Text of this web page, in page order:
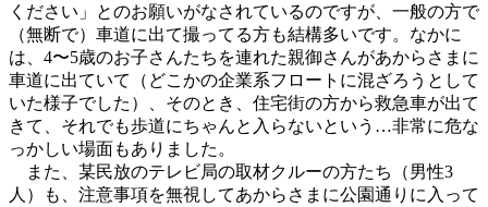
ください」とのお願いがなされているのですが、一般の方で
（無断で）車道に出て撮ってる方も結構多いです。なかに
は、4〜5歳のお子さんたちを連れた親御さんがあからさまに
車道に出ていて（どこかの企業系フロートに混ざろうとして
いた様子でした）、そのとき、住宅街の方から救急車が出て
きて、それでも歩道にちゃんと入らないという…非常に危な
っかしい場面もありました。
また、某民放のテレビ局の取材クルーの方たち（男性3
人）も、注意事項を無視してあからさまに公園通りに入って